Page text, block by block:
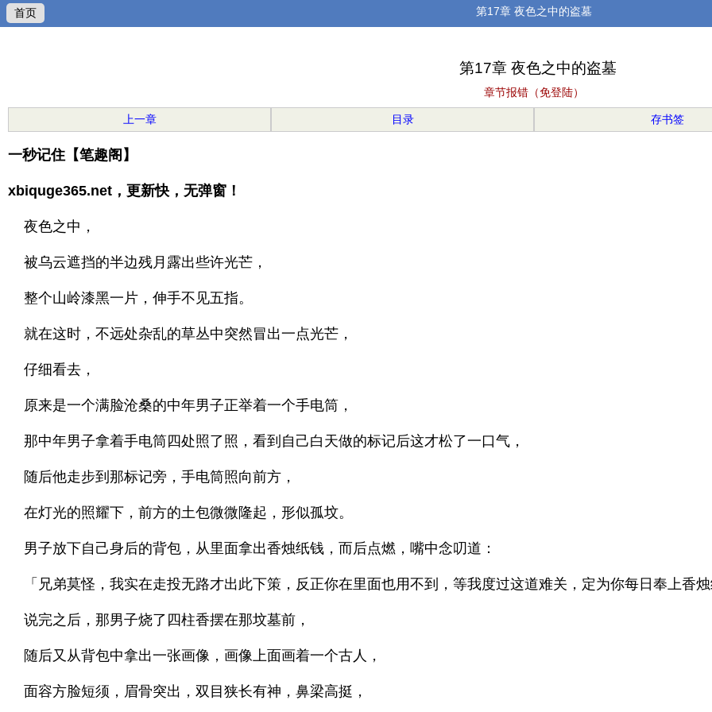
首页 第17章 夜色之中的盗墓
第17章 夜色之中的盗墓
章节报错（免登陆）
上一章 目录 存书签
一秒记住【笔趣阁】
xbiquge365.net，更新快，无弹窗！
夜色之中，
被乌云遮挡的半边残月露出些许光芒，
整个山岭漆黑一片，伸手不见五指。
就在这时，不远处杂乱的草丛中突然冒出一点光芒，
仔细看去，
原来是一个满脸沧桑的中年男子正举着一个手电筒，
那中年男子拿着手电筒四处照了照，看到自己白天做的标记后这才松了一口气，
随后他走步到那标记旁，手电筒照向前方，
在灯光的照耀下，前方的土包微微隆起，形似孤坟。
男子放下自己身后的背包，从里面拿出香烛纸钱，而后点燃，嘴中念叨道：
「兄弟莫怪，我实在走投无路才出此下策，反正你在里面也用不到，等我度过这道难关，定为你每日奉上香
说完之后，那男子烧了四柱香摆在那坟墓前，
随后又从背包中拿出一张画像，画像上面画着一个古人，
面容方脸短须，眉骨突出，双目狭长有神，鼻梁高挺，